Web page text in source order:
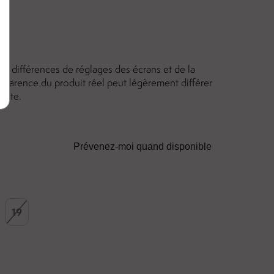
différences de réglages des écrans et de la
du produit réel peut légèrement différer
site.
Prévenez-moi quand disponible
19